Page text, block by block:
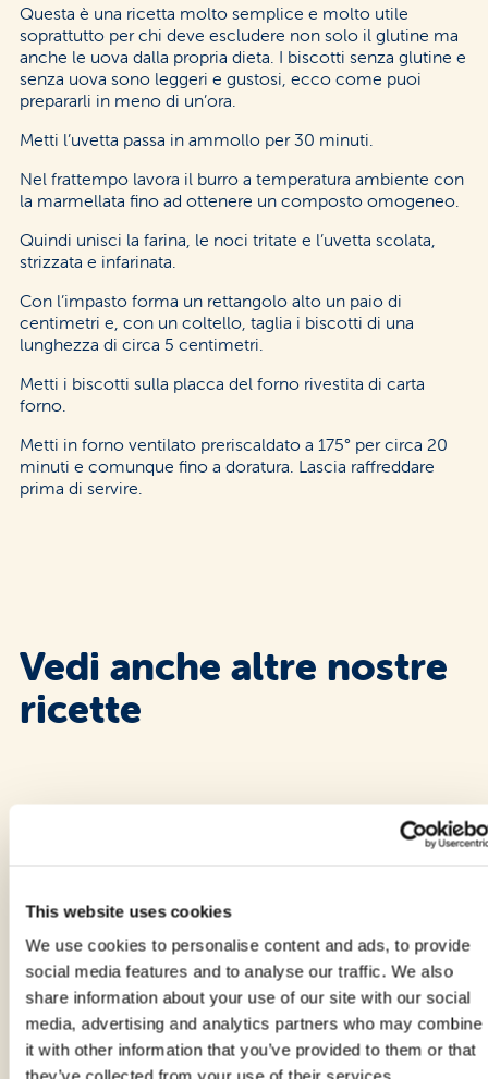
This website uses cookies
We use cookies to personalise content and ads, to provide
social media features and to analyse our traffic. We also
share information about your use of our site with our social
media, advertising and analytics partners who may combine
it with other information that you’ve provided to them or that
Questa è una ricetta molto semplice e molto utile
soprattutto per chi deve escludere non solo il glutine ma
anche le uova dalla propria dieta. I biscotti senza glutine e
senza uova sono leggeri e gustosi, ecco come puoi
prepararli in meno di un’ora.
Metti l’uvetta passa in ammollo per 30 minuti.
Nel frattempo lavora il burro a temperatura ambiente con
la marmellata fino ad ottenere un composto omogeneo.
Quindi unisci la farina, le noci tritate e l’uvetta scolata,
strizzata e infarinata.
Con l’impasto forma un rettangolo alto un paio di
centimetri e, con un coltello, taglia i biscotti di una
lunghezza di circa 5 centimetri.
Metti i biscotti sulla placca del forno rivestita di carta
forno.
Metti in forno ventilato preriscaldato a 175° per circa 20
minuti e comunque fino a doratura. Lascia raffreddare
prima di servire.
Vedi anche altre nostre
ricette